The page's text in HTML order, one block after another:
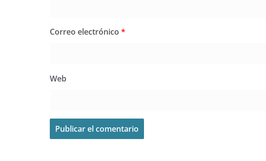
Correo electrónico *
Web